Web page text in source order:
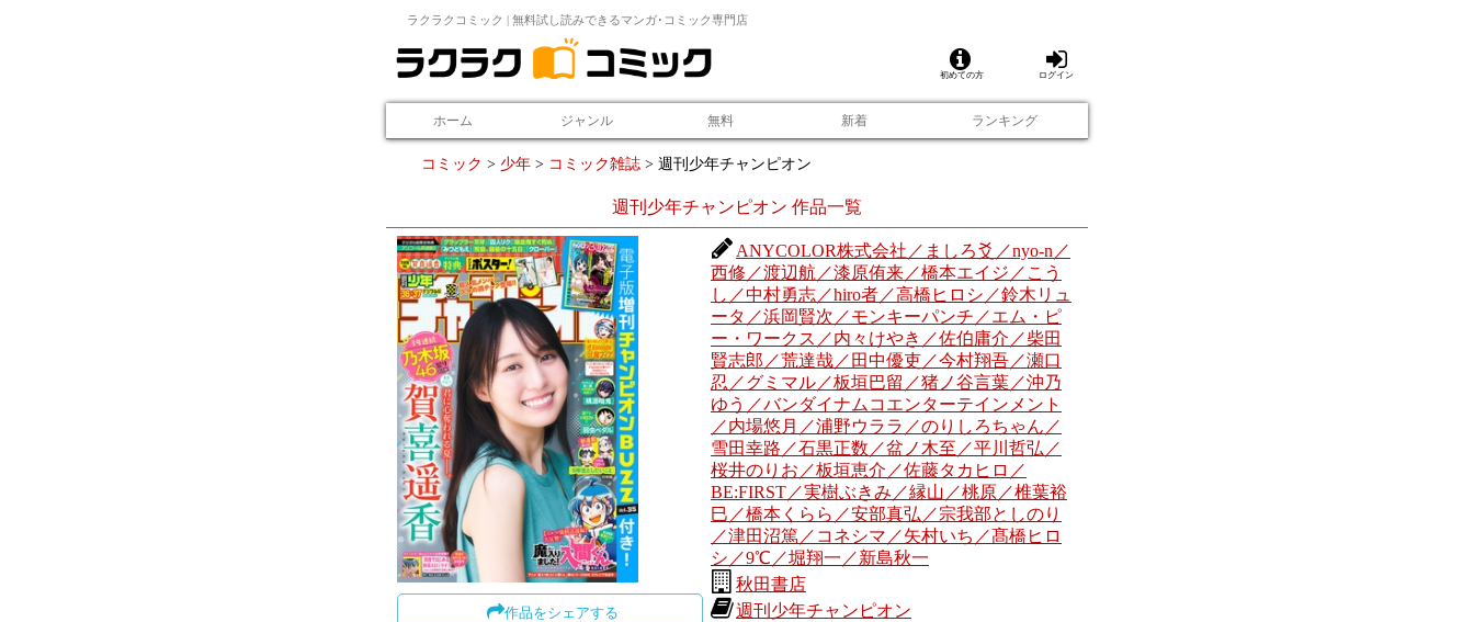
ラクラクコミック | 無料試し読みできるマンガ･コミック専門店
初めての方 ログイン
ホーム ジャンル 無料 新着 ランキング
コミック > 少年 > コミック雑誌 > 週刊少年チャンピオン
週刊少年チャンピオン 作品一覧
作品をシェアする
ANYCOLOR株式会社／ましろ爻／nyo-n／
西修／渡辺航／漆原侑来／橋本エイジ／こう
し／中村勇志／hiro者／高橋ヒロシ／鈴木リュ
ータ／浜岡賢次／モンキーパンチ／エム・ピ
ー・ワークス／内々けやき／佐伯庸介／柴田
賢志郎／荒達哉／田中優吏／今村翔吾／瀬口
忍／グミマル／板垣巴留／猪ノ谷言葉／沖乃
ゆう／バンダイナムコエンターテインメント
／内場悠月／浦野ウララ／のりしろちゃん／
雪田幸路／石黒正数／盆ノ木至／平川哲弘／
桜井のりお／板垣恵介／佐藤タカヒロ／
BE:FIRST／実樹ぶきみ／縁山／桃原／椎葉裕
巳／橋本くらら／安部真弘／宗我部としのり
／津田沼篤／コネシマ／矢村いち／髙橋ヒロ
シ／9℃／堀翔一／新島秋一
秋田書店
週刊少年チャンピオン